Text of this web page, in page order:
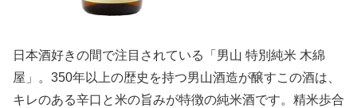
日本酒好きの間で注目されている「男山 特別純米 木綿
屋」。350年以上の歴史を持つ男山酒造が醸すこの酒は、
キレのある辛口と米の旨みが特徴の純米酒です。精米歩合